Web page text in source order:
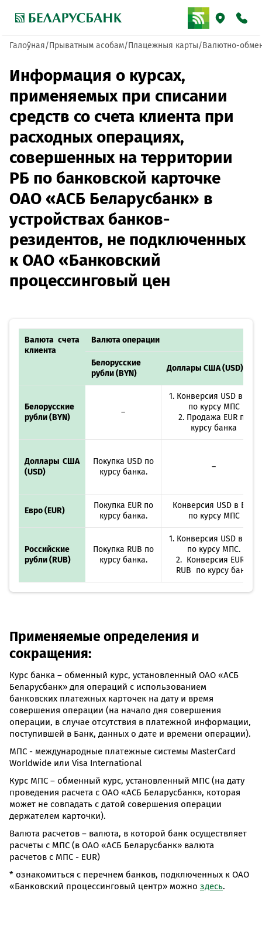
Галоўная Прыватным асобам Плацежныя карты Валютно-
Информация о курсах,
применяемых при списании
средств со счета клиента при
расходных операциях,
совершенных на территории
РБ по банковской карточке
ОАО «АСБ Беларусбанк» в
устройствах банков-
резидентов, не подключенных
к ОАО «Банковский
процессинговый цен
Валюта счета
клиента
Валюта операции
Белорусские
рубли (BYN)
Доллары США (USD)
Белорусские
рубли (BYN)
–
1. Конверсия USD в EUR
по курсу МПС
2. Продажа EUR по
курсу банка
Доллары США
(USD)
Покупка USD по
курсу банка.
–
Евро (EUR)
Покупка EUR по
курсу банка.
Конверсия USD в EUR
по курсу МПС
Российские
рубли (RUB)
Покупка RUB по
курсу банка.
1. Конверсия USD в EUR
по курсу МПС.
2. Конверсия EUR в
RUB по курсу банка
Применяемые определения и
сокращения:
Курс банка – обменный курс, установленный ОАО «АСБ
Беларусбанк» для операций с использованием
банковских платежных карточек на дату и время
совершения операции (на начало дня совершения
операции, в случае отсутствия в платежной информации,
поступившей в Банк, данных о дате и времени операции).
МПС - международные платежные системы MasterCard
Worldwide или Visa International
Курс МПС – обменный курс, установленный МПС (на дату
проведения расчета с ОАО «АСБ Беларусбанк», которая
может не совпадать с датой совершения операции
держателем карточки).
Валюта расчетов – валюта, в которой банк осуществляет
расчеты с МПС (в ОАО «АСБ Беларусбанк» валюта
расчетов с МПС - EUR)
* ознакомиться с перечнем банков, подключенных к ОАО
«Банковский процессинговый центр» можно здесь.